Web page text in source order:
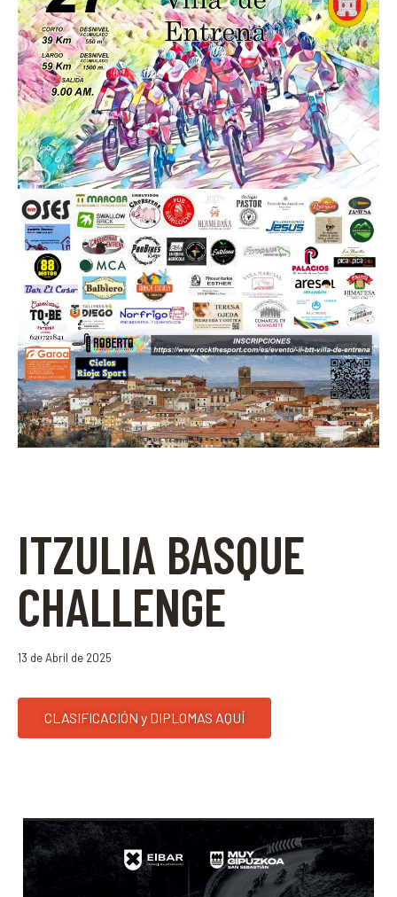
ITZULIA BASQUE
CHALLENGE
13 de Abril de 2025
CLASIFICACIÓN y DIPLOMAS AQUÍ